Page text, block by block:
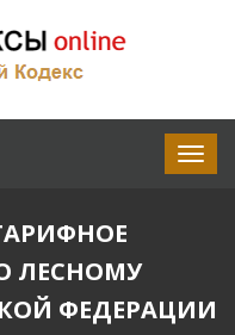
ЛЕСНОМУ
ФЕДЕРАЦИИ